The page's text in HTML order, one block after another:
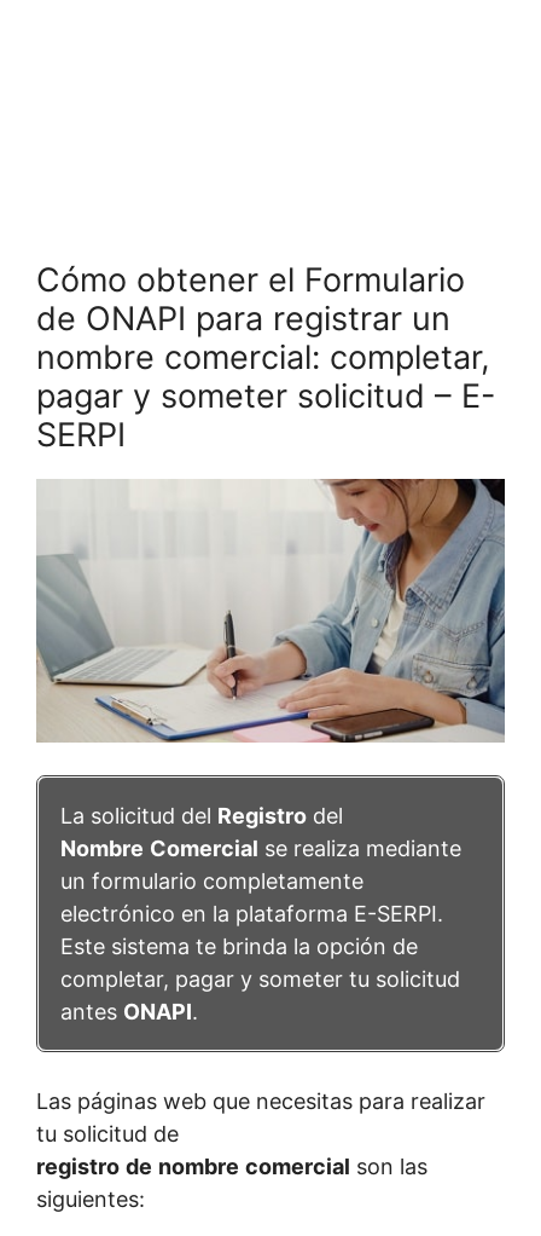
Cómo obtener el Formulario
de ONAPI para registrar un
nombre comercial: completar,
pagar y someter solicitud – E-
SERPI
La solicitud del Registro del
Nombre Comercial se realiza mediante
un formulario completamente
electrónico en la plataforma E-SERPI.
Este sistema te brinda la opción de
completar, pagar y someter tu solicitud
antes ONAPI.
Las páginas web que necesitas para realizar
tu solicitud de
registro de nombre comercial son las
siguientes: